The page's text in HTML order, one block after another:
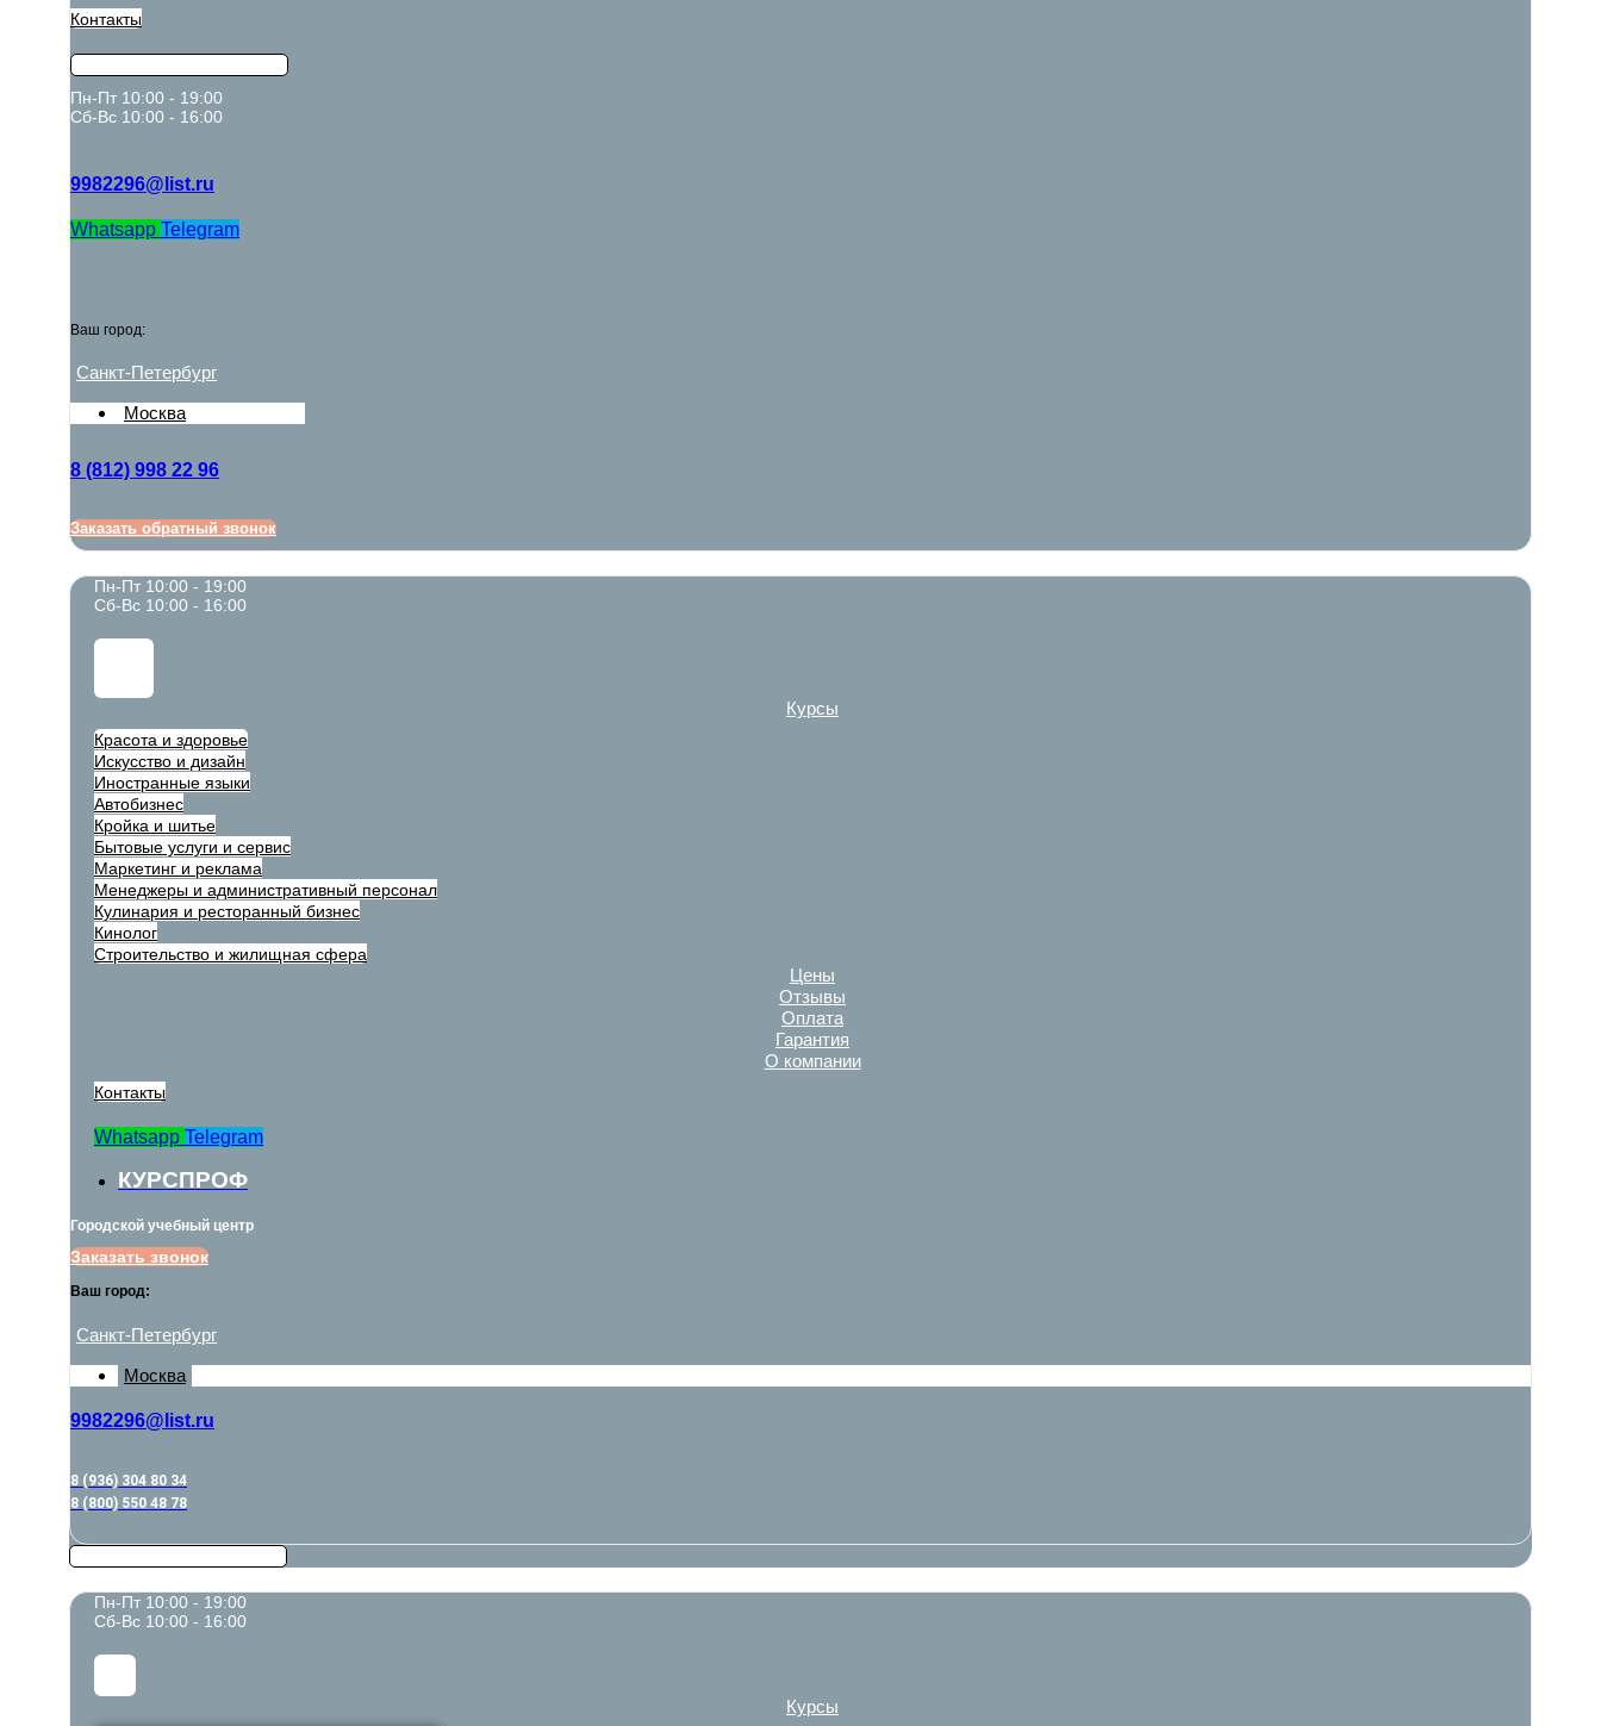
Контакты
Пн-Пт 10:00 - 19:00
Сб-Вс 10:00 - 16:00
9982296@list.ru
Whatsapp Telegram
Ваш город:
Санкт-Петербург
Москва
8 (812) 998 22 96
Заказать обратный звонок
Пн-Пт 10:00 - 19:00
Сб-Вс 10:00 - 16:00
Курсы
Красота и здоровье
Искусство и дизайн
Иностранные языки
Автобизнес
Кройка и шитье
Бытовые услуги и сервис
Маркетинг и реклама
Менеджеры и административный персонал
Кулинария и ресторанный бизнес
Кинолог
Строительство и жилищная сфера
Цены
Отзывы
Оплата
Гарантия
О компании
Контакты
Whatsapp Telegram
КУРСПРОФ
Городской учебный центр
Заказать звонок
Ваш город:
Санкт-Петербург
Москва
9982296@list.ru
8 (936) 304 80 34
8 (800) 550 48 78
Пн-Пт 10:00 - 19:00
Сб-Вс 10:00 - 16:00
Курсы